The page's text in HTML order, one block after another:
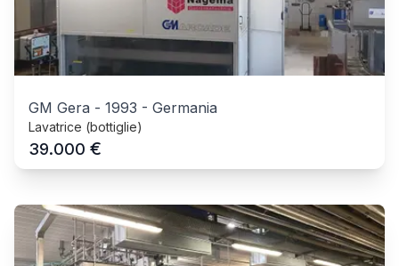
GM Gera - 1993 - Germania
Lavatrice (bottiglie)
39.000 €